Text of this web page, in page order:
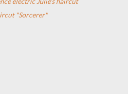
"Sorcerer"